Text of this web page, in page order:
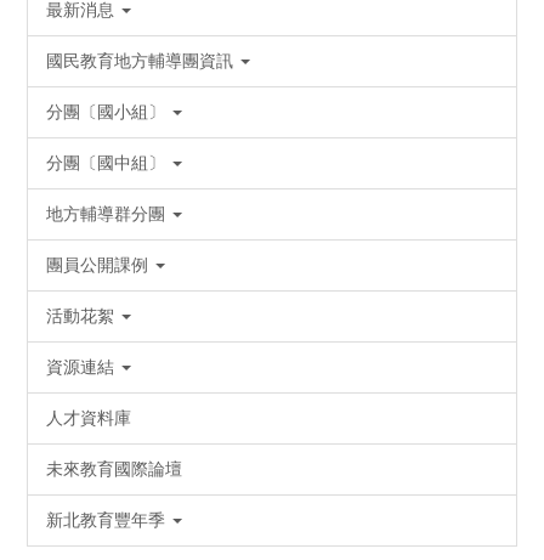
最新消息
國民教育地方輔導團資訊
分團〔國小組〕
分團〔國中組〕
地方輔導群分團
團員公開課例
活動花絮
資源連結
人才資料庫
未來教育國際論壇
新北教育豐年季